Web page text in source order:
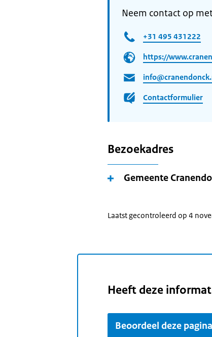
Neem contact op
+31 495 431222
https://
Contactformulier
Bezoekadres
Gemeente
Laatst gecontroleerd op 4
Heeft deze
Beoordeel deze pagina